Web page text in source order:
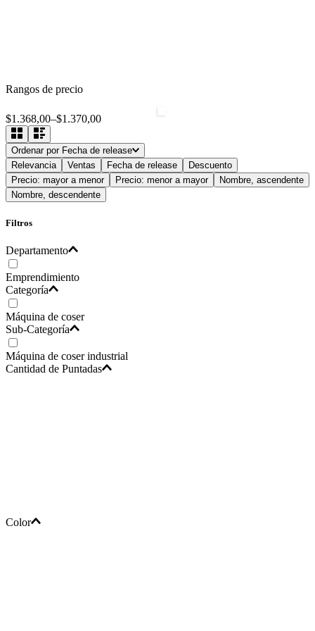
Rangos de precio
$1.368,00–$1.370,00
Ordenar por Fecha de release
Relevancia
Ventas Fecha de release
Descuento
Precio: mayor a menor
Precio: menor a mayor
Nombre, ascendente
Nombre, descendente
Filtros
Departamento
Emprendimiento
Categoría
Máquina de coser
Sub-Categoría
Máquina de coser industrial
Cantidad de Puntadas
Color